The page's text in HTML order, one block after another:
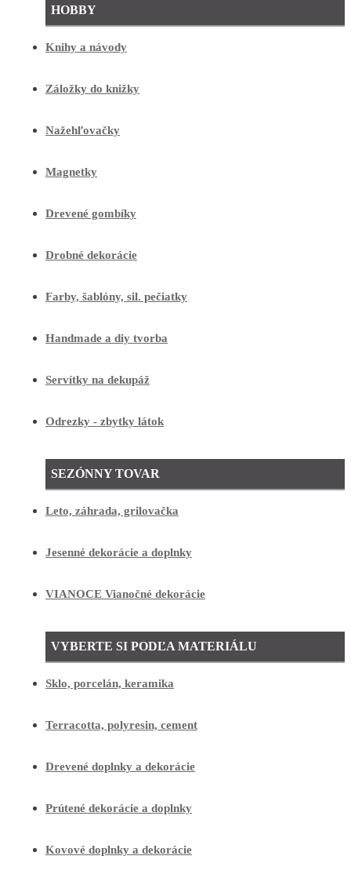
HOBBY
Knihy a návody
Záložky do knižky
Nažehľovačky
Magnetky
Drevené gombíky
Drobné dekorácie
Farby, šablóny, sil. pečiatky
Handmade a diy tvorba
Servítky na dekupáž
Odrezky - zbytky látok
SEZÓNNY TOVAR
Leto, záhrada, grilovačka
Jesenné dekorácie a doplnky
VIANOCE Vianočné dekorácie
VYBERTE SI PODĽA MATERIÁLU
Sklo, porcelán, keramika
Terracotta, polyresin, cement
Drevené doplnky a dekorácie
Prútené dekorácie a doplnky
Kovové doplnky a dekorácie